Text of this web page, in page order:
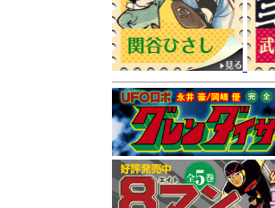
マンガショップメー
ピックアップ『ロボ
『青の6号』全2巻!!
30年前の『青の6号
『青の6号 AO6』全3
好評発売中2015年1
11月刊はハードボイ